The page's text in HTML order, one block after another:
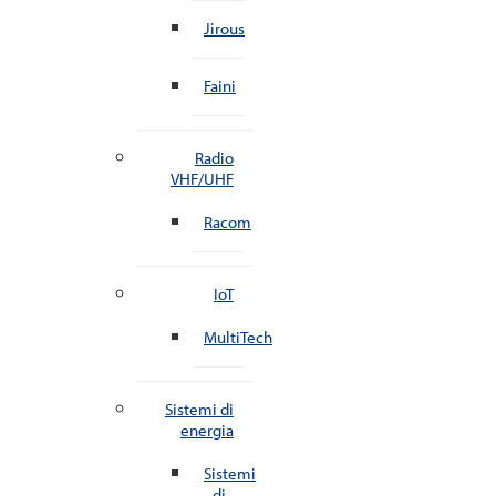
Jirous
Faini
Radio
VHF/UHF
Racom
IoT
MultiTech
Sistemi di
energia
Sistemi